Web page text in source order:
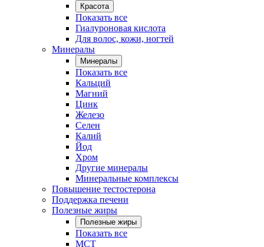
Красота
Показать все
Гиалуроновая кислота
Для волос, кожи, ногтей
Минералы
Минералы
Показать все
Кальций
Магний
Цинк
Железо
Селен
Калий
Йод
Хром
Другие минералы
Минеральные комплексы
Повышение тестостерона
Поддержка печени
Полезные жиры
Полезные жиры
Показать все
MCT